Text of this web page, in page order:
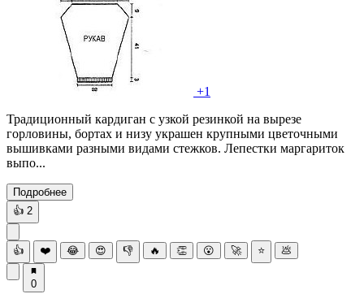
+1
Традиционный кардиган с узкой резинкой на вырезе
горловины, бортах и низу украшен крупными цветочными
вышивками разными видами стежков. Лепестки маргариток
выпо...
Подробнее
👍 2
👍 ❤️ 😂 😍 👎 🔥 👏 😮 🚀 ⭐ 💩
0